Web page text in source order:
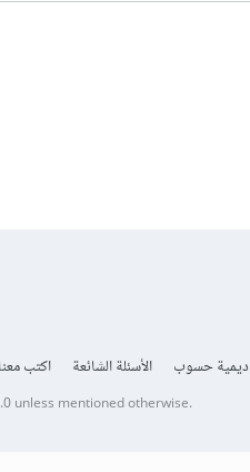
حسوب الأسئلة الشائعة اكتب معنا
unless mentioned otherwise.